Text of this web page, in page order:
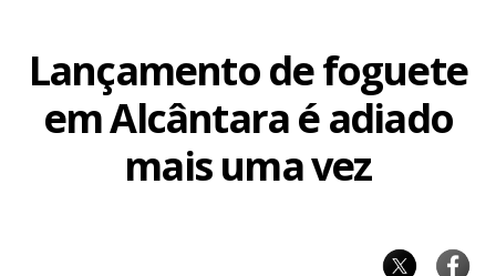
Lançamento de foguete
em Alcântara é adiado
mais uma vez